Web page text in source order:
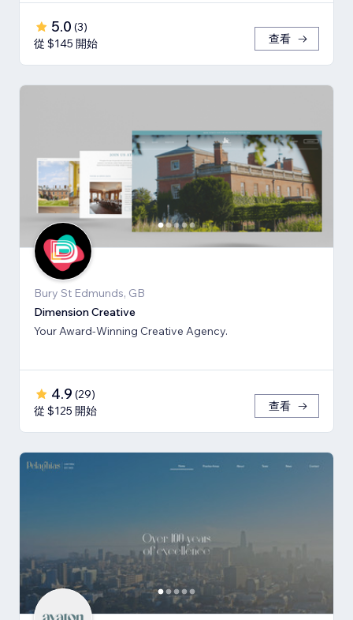
5.0 (3)
從 $145 開始
查看
Bury St Edmunds, GB
Dimension Creative
Your Award-Winning Creative Agency.
4.9 (29)
從 $125 開始
查看